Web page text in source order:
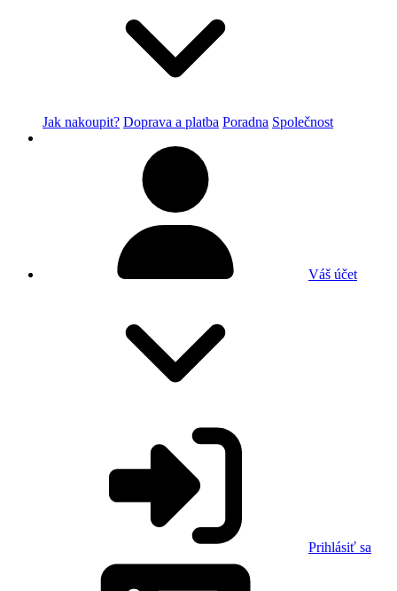
Jak nakoupit? Doprava a platba Poradna Společnost
Váš účet
Prihlásiť sa